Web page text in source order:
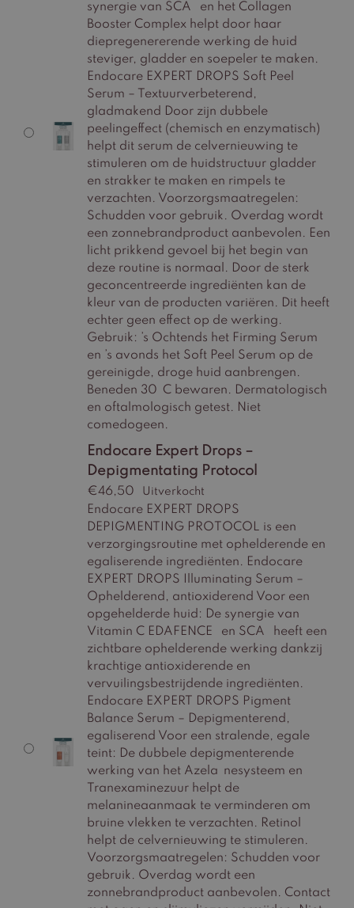
synergie van SCA en het Collagen
Booster Complex helpt door haar
diepregenererende werking de huid
steviger, gladder en soepeler te maken.
Endocare EXPERT DROPS Soft Peel
Serum – Textuurverbeterend,
gladmakend Door zijn dubbele
peelingeffect (chemisch en enzymatisch)
helpt dit serum de celvernieuwing te
stimuleren om de huidstructuur gladder
en strakker te maken en rimpels te
verzachten. Voorzorgsmaatregelen:
Schudden voor gebruik. Overdag wordt
een zonnebrandproduct aanbevolen. Een
licht prikkend gevoel bij het begin van
deze routine is normaal. Door de sterk
geconcentreerde ingrediënten kan de
kleur van de producten variëren. Dit heeft
echter geen effect op de werking.
Gebruik: ’s Ochtends het Firming Serum
en ’s avonds het Soft Peel Serum op de
gereinigde, droge huid aanbrengen.
Beneden 30 C bewaren. Dermatologisch
en oftalmologisch getest. Niet
comedogeen.
Endocare Expert Drops –
Depigmentating Protocol
€46,50 Uitverkocht
Endocare EXPERT DROPS
DEPIGMENTING PROTOCOL is een
verzorgingsroutine met ophelderende en
egaliserende ingrediënten. Endocare
EXPERT DROPS Illuminating Serum –
Ophelderend, antioxiderend Voor een
opgehelderde huid: De synergie van
Vitamin C EDAFENCE en SCA heeft een
zichtbare ophelderende werking dankzij
krachtige antioxiderende en
vervuilingsbestrijdende ingrediënten.
Endocare EXPERT DROPS Pigment
Balance Serum – Depigmenterend,
egaliserend Voor een stralende, egale
teint: De dubbele depigmenterende
werking van het Azela nesysteem en
Tranexaminezuur helpt de
melanineaanmaak te verminderen om
bruine vlekken te verzachten. Retinol
helpt de celvernieuwing te stimuleren.
Voorzorgsmaatregelen: Schudden voor
gebruik. Overdag wordt een
zonnebrandproduct aanbevolen. Contact